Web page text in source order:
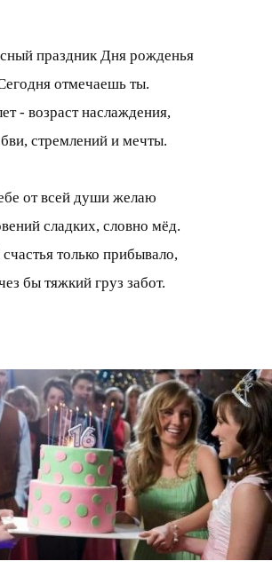
праздник Дня рожденья
отмечаешь ты.
- возраст наслаждения,
стремлений и мечты.
от всей души желаю
сладких, словно мёд.
только прибывало,
бы тяжкий груз забот.